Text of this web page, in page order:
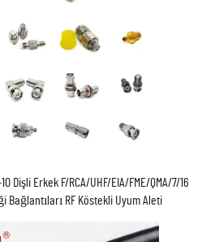
Dişli Erkek F/RCA/UHF/EIA/FME/QMA/7/16
Bağlantıları RF Köstekli Uyum Aleti